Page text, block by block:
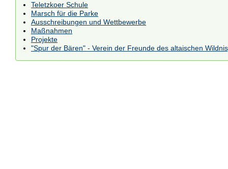
Teletzkoer Schule
Marsch für die Parke
Ausschreibungen und Wettbewerbe
Maßnahmen
Projekte
"Spur der Bären" - Verein der Freunde des altaischen